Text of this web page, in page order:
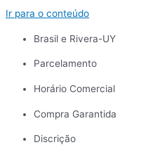
Ir para o conteúdo
Brasil e Rivera-UY
Parcelamento
Horário Comercial
Compra Garantida
Discrição